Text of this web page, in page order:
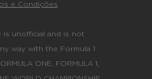
e Condições
is unofficial and is not
way with the Formula 1
ONE, FORMULA 1,